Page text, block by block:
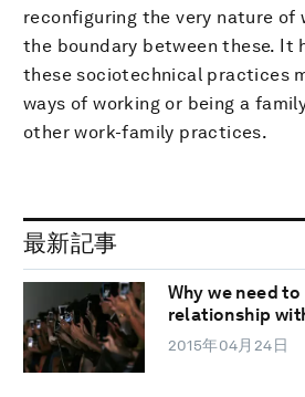
reconfiguring the very nature of
the boundary between these. It
these sociotechnical practices
ways of working or being a
other work-family practices.
最新記事
Why we need
relationship
2015年04月24日